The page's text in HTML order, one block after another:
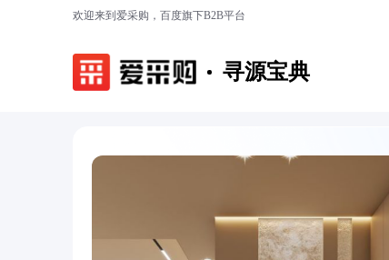
欢迎来到爱采购，百度旗下B2B平台
寻源宝典